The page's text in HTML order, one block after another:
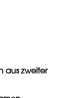
aus zweiter